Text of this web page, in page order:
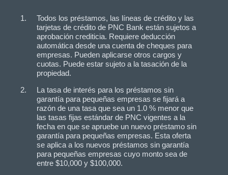
Todos los préstamos, las líneas de crédito y las
tarjetas de crédito de PNC Bank están sujetos a
aprobación crediticia. Requiere deducción
automática desde una cuenta de cheques para
empresas. Pueden aplicarse otros cargos y
cuotas. Puede estar sujeto a la tasación de la
propiedad.
La tasa de interés para los préstamos sin
garantía para pequeñas empresas se fijará a
razón de una tasa que sea un 1.0 % menor que
las tasas fijas estándar de PNC vigentes a la
fecha en que se apruebe un nuevo préstamo sin
garantía para pequeñas empresas. Esta oferta
se aplica a los nuevos préstamos sin garantía
para pequeñas empresas cuyo monto sea de
entre $10,000 y $100,000.